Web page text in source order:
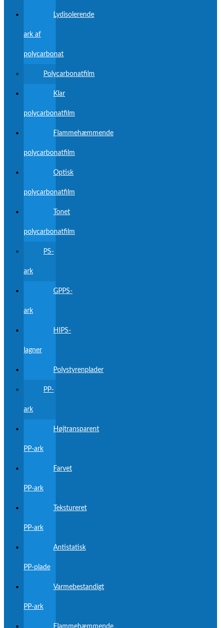
Lydisolerende
ark af
polycarbonat
Polycarbonatfilm
Klar
polycarbonatfilm
Flammehæmmende
polycarbonatfilm
Optisk
polycarbonatfilm
Tonet
polycarbonatfilm
PS-
ark
GPPS-
ark
HIPS-
lagner
Polystyrenplader
PP-
ark
Højtransparent
PP-ark
Farvet
PP-ark
Tekstureret
PP-ark
Antistatisk
PP-plade
Varmebestandigt
PP-ark
Flammehæmmende